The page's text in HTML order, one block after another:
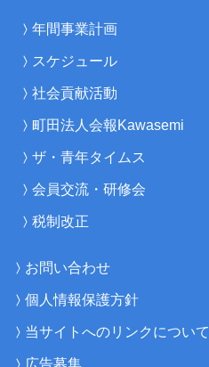
年間事業計画
スケジュール
社会貢献活動
町田法人会報Kawasemi
ザ・青年タイムス
会員交流・研修会
税制改正
お問い合わせ
個人情報保護方針
当サイトへのリンクについて
広告募集